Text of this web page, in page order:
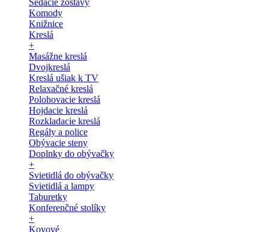
Sedacie zostavy
Komody
Knižnice
Kreslá
+
Masážne kreslá
Dvojkreslá
Kreslá ušiak k TV
Relaxačné kreslá
Polohovacie kreslá
Hojdacie kreslá
Rozkladacie kreslá
Regály a police
Obývacie steny
Doplnky do obývačky
+
Svietidlá do obývačky
Svietidlá a lampy
Taburetky
Konferenčné stolíky
+
Kovové